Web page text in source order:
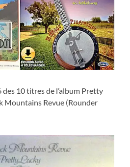
des 10 titres de l’album Pretty
Mountains Revue (Rounder